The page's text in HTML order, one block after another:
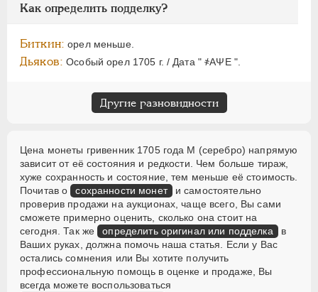
Семёнов
Гиль
Как определить подделку?
Биткин: орел меньше.
Дьяков: Особый орел 1705 г. / Дата " ҂АΨЕ ".
Другие разновидности
Цена монеты гривенник 1705 года М (серебро) напрямую
зависит от её состояния и редкости. Чем больше тираж,
хуже сохранность и состояние, тем меньше её стоимость.
Почитав о сохранности монет и самостоятельно
проверив продажи на аукционах, чаще всего, Вы сами
сможете примерно оценить, сколько она стоит на
сегодня. Так же определить оригинал или подделка в
Ваших руках, должна помочь наша статья. Если у Вас
остались сомнения или Вы хотите получить
профессиональную помощь в оценке и продаже, Вы
всегда можете воспользоваться
НИКОЛАЙ II 1894-1917
ВРЕМЕННОЕ ПРАВ. 1917-1918